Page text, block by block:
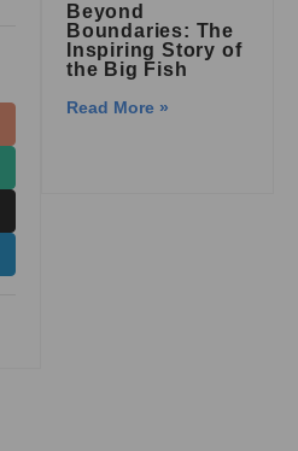
Beyond
Boundaries: The
Inspiring Story of
the Big Fish
Read More »